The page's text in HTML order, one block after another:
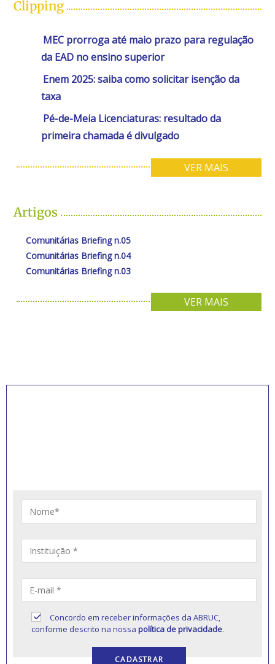
Clipping
MEC prorroga até maio prazo para regulação
da EAD no ensino superior
Enem 2025: saiba como solicitar isenção da
taxa
Pé-de-Meia Licenciaturas: resultado da
primeira chamada é divulgado
VER MAIS
Artigos
Comunitárias Briefing n.05
Comunitárias Briefing n.04
Comunitárias Briefing n.03
VER MAIS
Concordo em receber informações da ABRUC,
conforme descrito na nossapolítica de privacidade.